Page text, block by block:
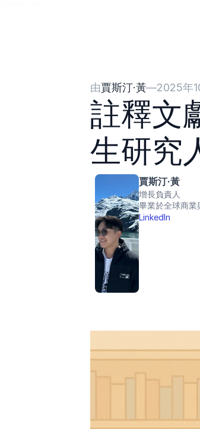
由賈斯汀·黃—2025年
註釋文
生研究
賈斯汀·黃
增長負責人
畢業於全球商
LinkedIn